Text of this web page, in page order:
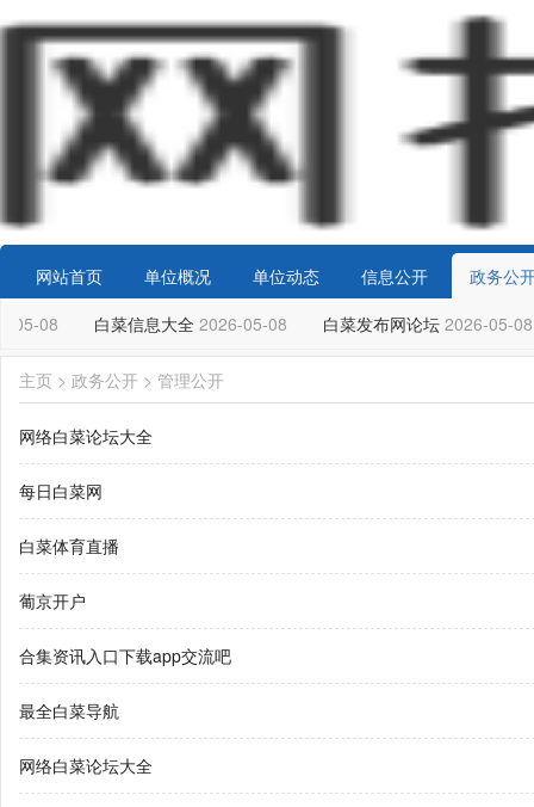
网站首页 单位概况 单位动态 信息公开
政务公
05-08
白菜信息大全 2026-05-08 白菜发布网论坛 2026-05-08
主页 > 政务公开 > 管理公开
网络白菜论坛大全
每日白菜网
白菜体育直播
葡京开户
合集资讯入口下载app交流吧
最全白菜导航
网络白菜论坛大全